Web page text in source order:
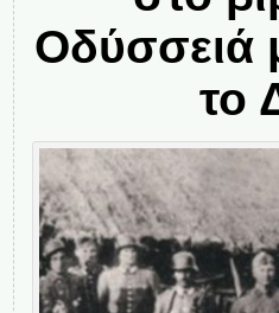
Οδύσσειά
το